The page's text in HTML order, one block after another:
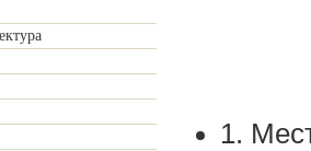
1.